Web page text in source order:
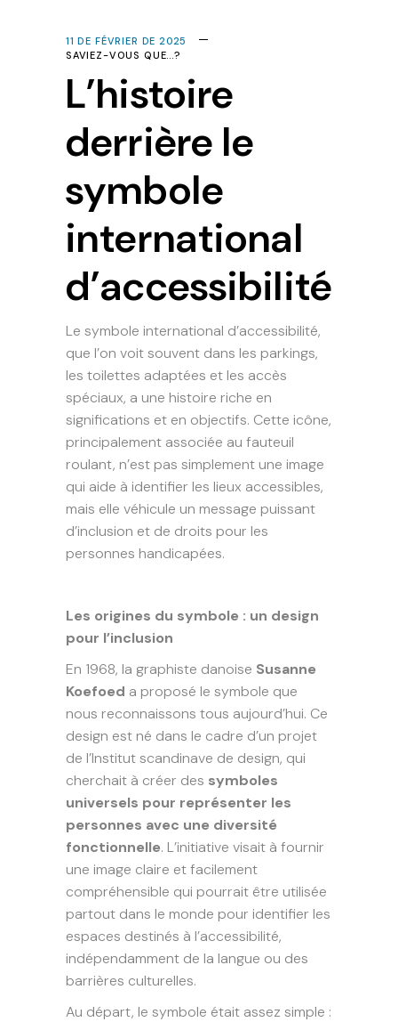
11 DE FÉVRIER DE 2025
SAVIEZ-VOUS QUE...?
L’histoire
derrière le
symbole
international
d’accessibilité
Le symbole international d’accessibilité,
que l’on voit souvent dans les parkings,
les toilettes adaptées et les accès
spéciaux, a une histoire riche en
significations et en objectifs. Cette icône,
principalement associée au fauteuil
roulant, n’est pas simplement une image
qui aide à identifier les lieux accessibles,
mais elle véhicule un message puissant
d’inclusion et de droits pour les
personnes handicapées.
Les origines du symbole : un design
pour l’inclusion
En 1968, la graphiste danoise Susanne
Koefoed a proposé le symbole que
nous reconnaissons tous aujourd’hui. Ce
design est né dans le cadre d’un projet
de l’Institut scandinave de design, qui
cherchait à créer des symboles
universels pour représenter les
personnes avec une diversité
fonctionnelle. L’initiative visait à fournir
une image claire et facilement
compréhensible qui pourrait être utilisée
partout dans le monde pour identifier les
espaces destinés à l’accessibilité,
indépendamment de la langue ou des
barrières culturelles.
Au départ, le symbole était assez simple :